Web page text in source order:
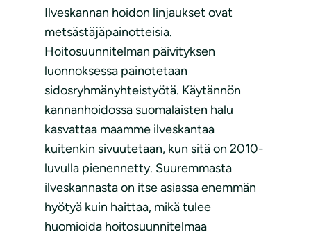
Ilveskannan hoidon linjaukset ovat
metsästäjäpainotteisia.
Hoitosuunnitelman päivityksen
luonnoksessa painotetaan
sidosryhmänyhteistyötä. Käytännön
kannanhoidossa suomalaisten halu
kasvattaa maamme ilveskantaa
kuitenkin sivuutetaan, kun sitä on 2010-
luvulla pienennetty. Suuremmasta
ilveskannasta on itse asiassa enemmän
hyötyä kuin haittaa, mikä tulee
huomioida hoitosuunnitelmaa